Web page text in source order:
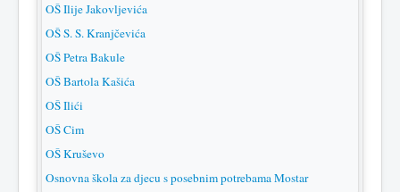
OŠ Ilije Jakovljevića
OŠ S. S. Kranjčevića
OŠ Petra Bakule
OŠ Bartola Kašića
OŠ Ilići
OŠ Cim
OŠ Kruševo
Osnovna škola za djecu s posebnim potrebama Mostar